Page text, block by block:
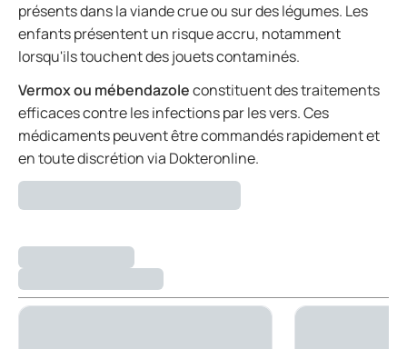
présents dans la viande crue ou sur des légumes. Les
enfants présentent un risque accru, notamment
lorsqu'ils touchent des jouets contaminés.
Vermox ou mébendazoleconstituent des traitements
efficaces contre les infections par les vers. Ces
médicaments peuvent être commandés rapidement et
en toute discrétion via Dokteronline.